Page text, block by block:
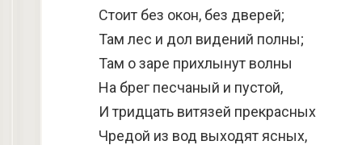
Стоит без окон, без дверей;
Там лес и дол видений полны;
Там о заре прихлынут волны
На брег песчаный и пустой,
И тридцать витязей прекрасных
Чредой из вод выходят ясных,